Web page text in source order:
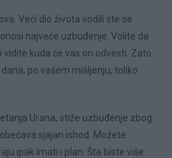
Veći dio života vodili ste se
najveće uzbuđenje. Volite da
kuda će vas on odvesti. Zato
po vašem mišljenju, toliko
Urana, stiže uzbuđenje zbog
sjajan ishod. Možete
ipak imati i plan. Šta biste više